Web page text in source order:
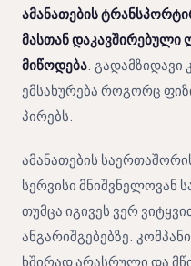
ამანათების
მასთან დაკავშირებული
მიწოდება . გადამზიდავი
ემსახურება როგორც
პირებს.
ამანათების
სერვისი მნიშვნელოვან
თუმცა იგივეს ვერ
ანგარიშგებებზე.
ხშირად არასრული და